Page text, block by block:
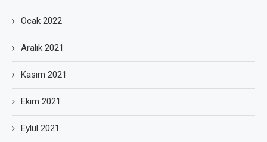
Ocak 2022
Aralık 2021
Kasım 2021
Ekim 2021
Eylül 2021